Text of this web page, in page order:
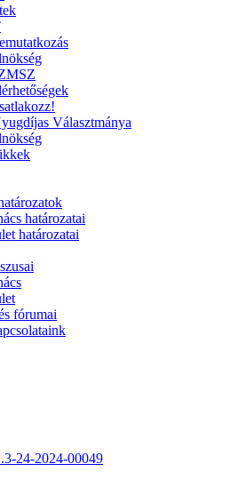
Választmánya
határozatai
határozatai
fórumai
24-2024-00049